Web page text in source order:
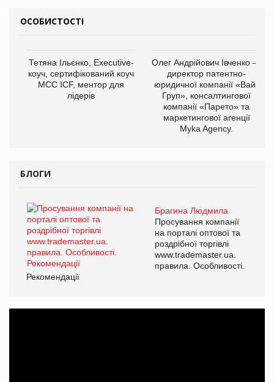
ОСОБИСТОСТІ
Тетяна Ільєнко, Executive-
коуч, сертифікований коуч
МСС ICF, ментор для
лідерів
Олег Андрійович Івченко —
директор патентно-
юридичної компанії «Вайз
Груп», консалтингової
компанії «Парето» та
маркетингової агенції
Myka Agency.
БЛОГИ
Брагина Людмила
Просування компанії
на порталі оптової та
роздрібної торгівлі
www.trademaster.ua.
правила. Особливості.
Рекомендації